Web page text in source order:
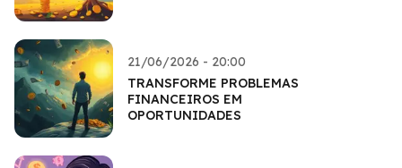
21/06/2026 - 20:00
TRANSFORME PROBLEMAS
FINANCEIROS EM
OPORTUNIDADES